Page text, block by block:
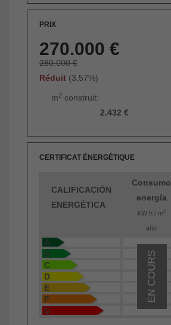
PRIX
270.000 €
280.000 €
Réduit (3,57%)
m2 construit:
2.432 €
CERTIFICAT ÉNERGÉTIQUE
CALIFICACIÓN
ENERGÉTICA
Consumo
energía
kW h / m2
año
A
B
C
D
E
F
G
EN COURS